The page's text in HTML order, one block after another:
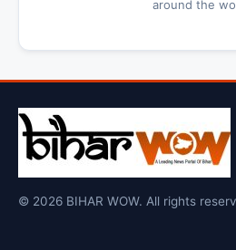
around the
© 2026 BIHAR WOW. All rights